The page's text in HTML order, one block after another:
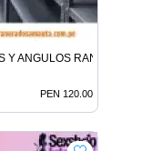
Y ANGULOS RANURADOS
PEN 120.00